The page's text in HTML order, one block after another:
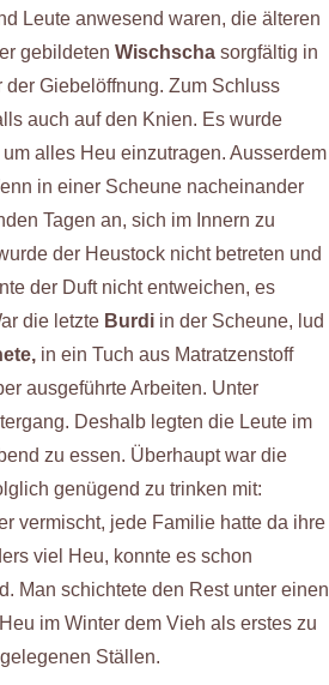
Leute anwesend waren, die älteren
gebildeten Wischscha sorgfältig in
Giebelöffnung. Zum Schluss
auch auf den Knien. Es wurde
alles Heu einzutragen. Ausserdem
in einer Scheune nacheinander
Tagen an, sich im Innern zu
der Heustock nicht betreten und
der Duft nicht entweichen, es
die letzte Burdi in der Scheune, lud
in ein Tuch aus Matratzenstoff
ausgeführte Arbeiten. Unter
Deshalb legten die Leute im
zu essen. Überhaupt war die
genügend zu trinken mit:
vermischt, jede Familie hatte da ihre
viel Heu, konnte es schon
Man schichtete den Rest unter einen
im Winter dem Vieh als erstes zu
Ställen.